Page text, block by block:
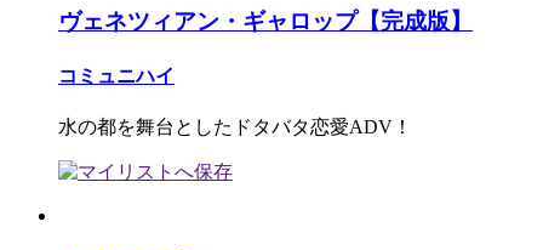
ヴェネツィアン・ギャロップ【完成版】
コミュニハイ
水の都を舞台としたドタバタ恋愛ADV！